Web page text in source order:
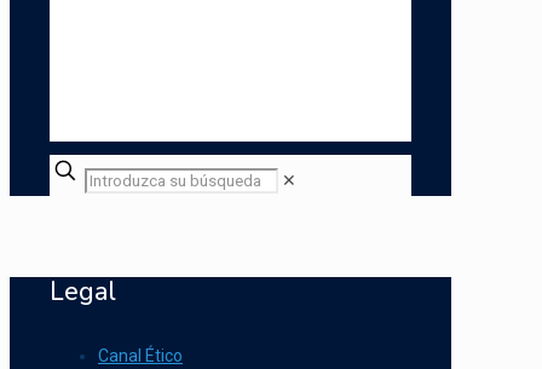
✕
Legal
Canal Ético